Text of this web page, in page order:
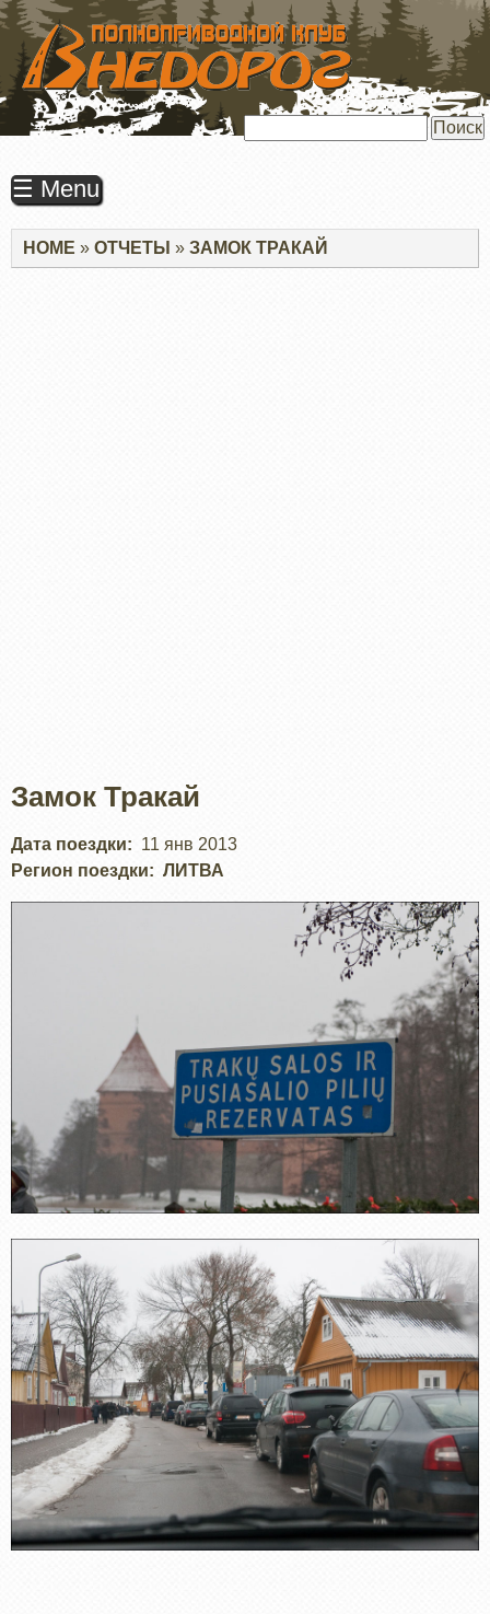
ПЕРЕЙТИ
ОСНОВНОМУ
СОДЕРЖАНИЮ
☰ Menu
Строка
навигации
HOME ОТЧЕТЫ ЗАМОК ТРАКАЙ
Замок Тракай
Дата поездки
11 янв 2013
Регион поездки
ЛИТВА